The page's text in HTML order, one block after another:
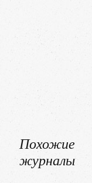
Похожие
журналы